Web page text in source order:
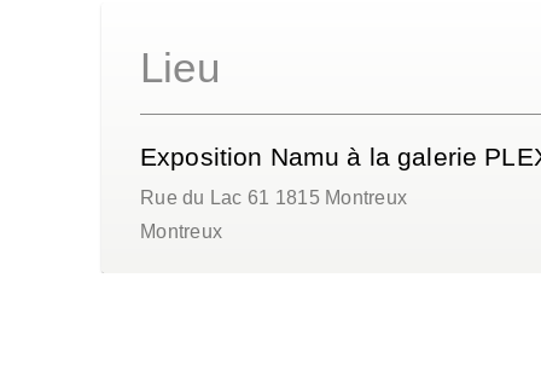
Lieu
Exposition Namu à la galerie
Rue du Lac 61 1815 Montreux
Montreux